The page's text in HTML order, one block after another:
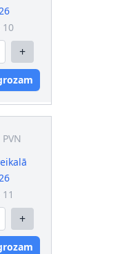
10
+
11
+